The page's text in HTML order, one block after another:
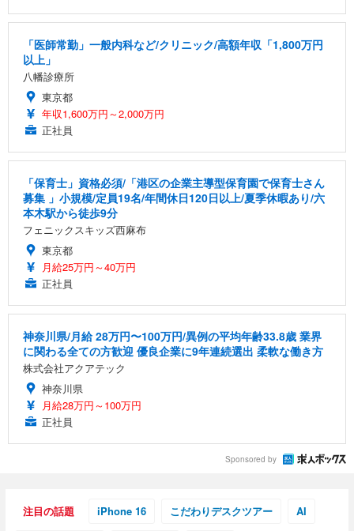
「医師常勤」一般内科など/クリニック/高額年収「1,800万円
以上」
八幡診療所
東京都
年収1,600万円～2,000万円
正社員
「保育士」資格必須/「港区の企業主導型保育園で保育士さん
募集 」小規模/定員19名/年間休日120日以上/夏季休暇あり/六
本木駅から徒歩9分
フェニックスキッズ西麻布
東京都
月給25万円～40万円
正社員
神奈川県/月給 28万円〜100万円/異例の平均年齢33.8歳 業界
に関わる全ての方歓迎 優良企業に9年連続選出 柔軟な働き方
株式会社アクアテック
神奈川県
月給28万円～100万円
正社員
Sponsored by
注目の話題 iPhone 16 こだわりデスクツアー AI